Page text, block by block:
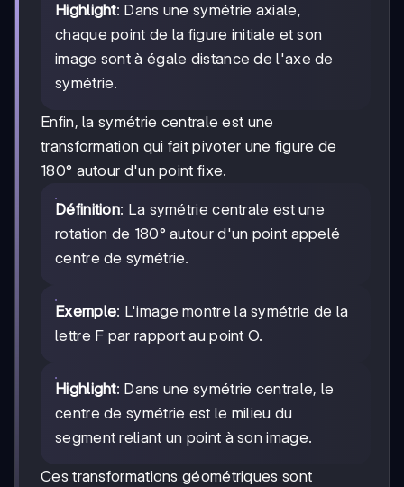
Highlight: Dans une symétrie axiale,
chaque point de la figure initiale et son
image sont à égale distance de l'axe de
symétrie.
Enfin, la symétrie centrale est une
transformation qui fait pivoter une figure de
180° autour d'un point fixe.
Définition: La symétrie centrale est une
rotation de 180° autour d'un point appelé
centre de symétrie.
Exemple: L'image montre la symétrie de la
lettre F par rapport au point O.
Highlight: Dans une symétrie centrale, le
centre de symétrie est le milieu du
segment reliant un point à son image.
Ces transformations géométriques sont